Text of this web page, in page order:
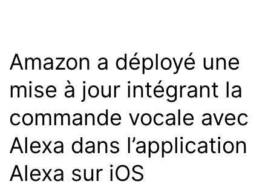
Amazon a déployé une
mise à jour intégrant la
commande vocale avec
Alexa dans l’application
Alexa sur iOS